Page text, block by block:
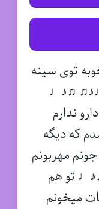
توی سینه
♫♪♩
ندارم
که دیگه
مهربونم
تو هم
میخونم